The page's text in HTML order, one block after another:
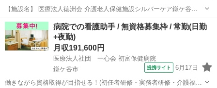
【施設名】 医療法人徳洲会 介護老人保健施設シルバーケア鎌ケ谷
【勤務地】 千葉県 鎌ケ谷市 【アクセス】 北初富駅から徒歩11分 北
初富駅/新鎌ケ谷駅/くぬぎ山駅 【雇用形態】常勤(日勤のみ) 【募集職
種】介護...
千葉 鎌ケ谷市 介護福祉士
病院での看護助手 / 無資格募集枠 / 常勤(日勤
+夜勤)
月収191,600円
医療法人社団 一心会 初富保健病院
鎌ケ谷市
提携サイト 6月17日
働きながら資格取得が目指せる！(初任者研修・実務者研修・介護福祉